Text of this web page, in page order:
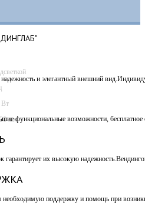
Вт
мм
надежность и элегантный внешний
функциональные возможности,
гарантирует их высокую
необходимую поддержку и помощь при